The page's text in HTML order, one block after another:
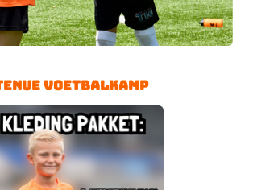
Voetbalkamp